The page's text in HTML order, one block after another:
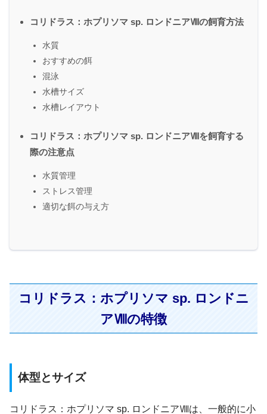
コリドラス：ホプリソマ sp. ロンドニアⅧの飼育方法
水質
おすすめの餌
混泳
水槽サイズ
水槽レイアウト
コリドラス：ホプリソマ sp. ロンドニアⅧを飼育する
際の注意点
水質管理
ストレス管理
適切な餌の与え方
コリドラス：ホプリソマ sp. ロンドニ
アⅧの特徴
体型とサイズ
コリドラス：ホプリソマ sp. ロンドニアⅧは、一般的に小